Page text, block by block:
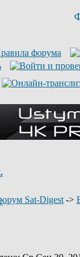
форума
Sat-Digest ->